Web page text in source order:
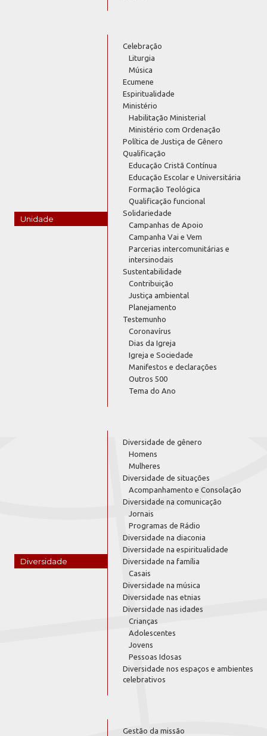
Unidade
Celebração
Liturgia
Música
Ecumene
Espiritualidade
Ministério
Habilitação Ministerial
Ministério com Ordenação
Política de Justiça de Gênero
Qualificação
Educação Cristã Contínua
Educação Escolar e Universitária
Formação Teológica
Qualificação funcional
Solidariedade
Campanhas de Apoio
Campanha Vai e Vem
Parcerias intercomunitárias e
intersinodais
Sustentabilidade
Contribuição
Justiça ambiental
Planejamento
Testemunho
Coronavírus
Dias da Igreja
Igreja e Sociedade
Manifestos e declarações
Outros 500
Tema do Ano
Diversidade
Diversidade de gênero
Homens
Mulheres
Diversidade de situações
Acompanhamento e Consolação
Diversidade na comunicação
Jornais
Programas de Rádio
Diversidade na diaconia
Diversidade na espiritualidade
Diversidade na família
Casais
Diversidade na música
Diversidade nas etnias
Diversidade nas idades
Crianças
Adolescentes
Jovens
Pessoas Idosas
Diversidade nos espaços e ambientes
celebrativos
Gestão da missão